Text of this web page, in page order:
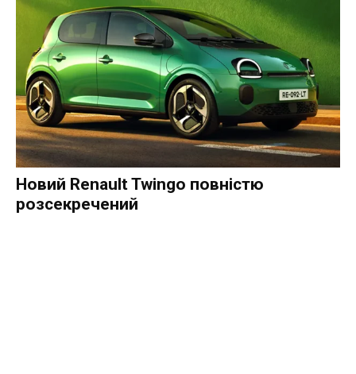
Новий Renault Twingo повністю
розсекречений